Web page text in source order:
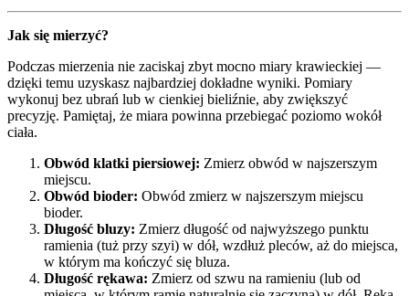
Jak się mierzyć?
Podczas mierzenia nie zaciskaj zbyt mocno miary krawieckiej —
dzięki temu uzyskasz najbardziej dokładne wyniki. Pomiary
wykonuj bez ubrań lub w cienkiej bieliźnie, aby zwiększyć
precyzję. Pamiętaj, że miara powinna przebiegać poziomo wokół
ciała.
Obwód klatki piersiowej: Zmierz obwód w najszerszym
miejscu.
Obwód bioder: Obwód zmierz w najszerszym miejscu
bioder.
Długość bluzy: Zmierz długość od najwyższego punktu
ramienia (tuż przy szyi) w dół, wzdłuż pleców, aż do miejsca,
w którym ma kończyć się bluza.
Długość rękawa: Zmierz od szwu na ramieniu (lub od